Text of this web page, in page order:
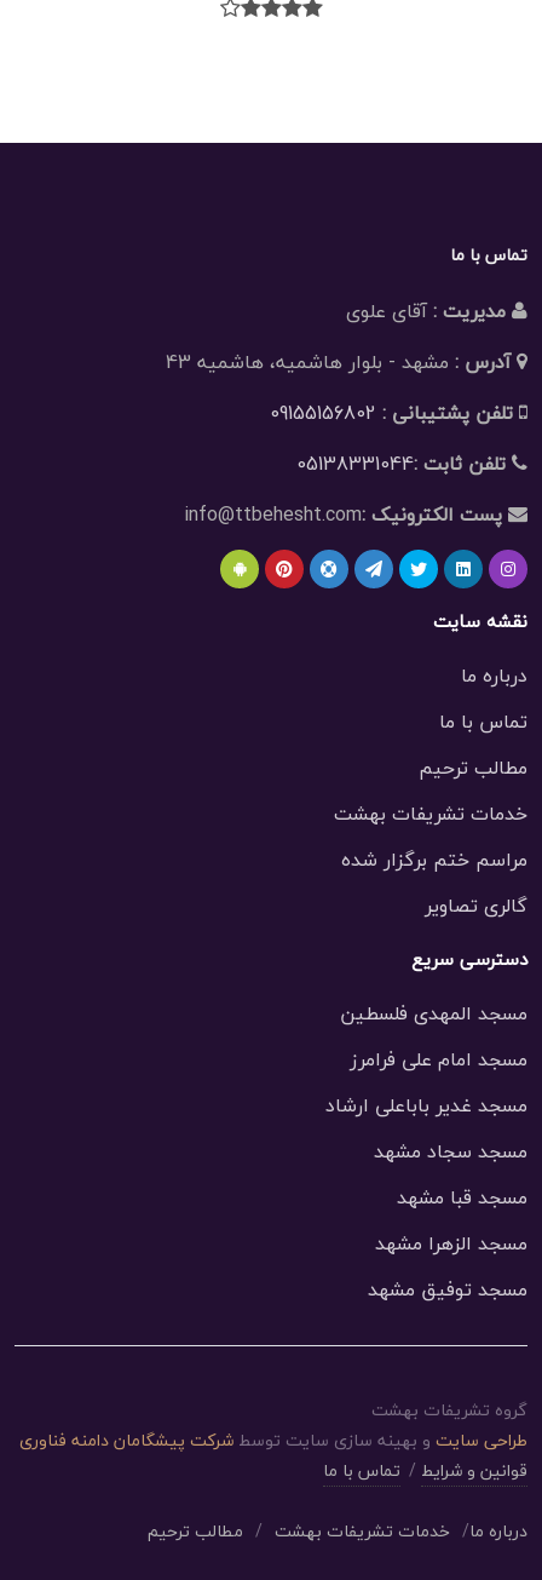
تماس با ما
مدیریت :آقای علوی
آدرس : مشهد - بلوار هاشمیه، هاشمیه 43
تلفن پشتیبانی : 09155156802
تلفن ثابت :05138331044
پست الکترونیک :info@ttbehesht.com
نقشه سایت
درباره ما
تماس با ما
مطالب ترحیم
خدمات تشریفات بهشت
مراسم ختم برگزار شده
گالری تصاویر
دسترسی سریع
مسجد المهدی فلسطین
مسجد امام علی فرامرز
مسجد غدیر باباعلی ارشاد
مسجد سجاد مشهد
مسجد قبا مشهد
مسجد الزهرا مشهد
مسجد توفیق مشهد
گروه تشریفات بهشت
طراحی سایت و بهینه سازی سایت توسط شرکت پیشگامان دامنه فناوری
قوانین و شرایط / تماس با ما
درباره ما/ خدمات تشریفات بهشت / مطالب ترحیم